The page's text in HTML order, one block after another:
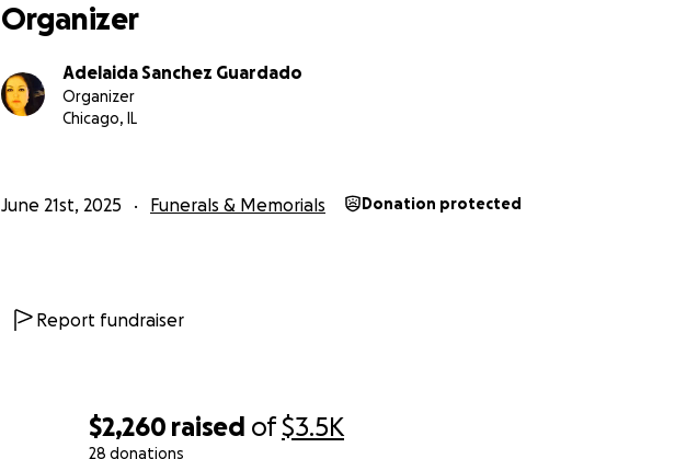
$2,260 raised of$3.5K
28 donations
Organizer
Adelaida Sanchez Guardado
Organizer
Chicago, IL
June 21st, 2025 Funerals & Memorials Donation protected
Report fundraiser